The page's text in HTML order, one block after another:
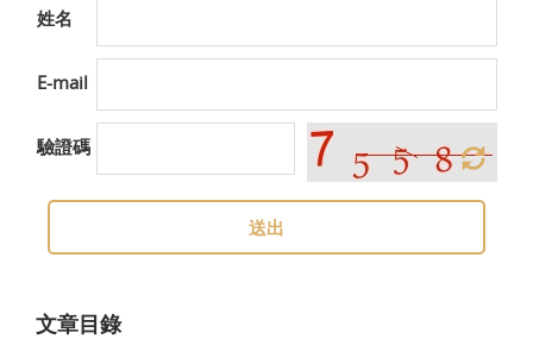
姓名
E-mail
驗證碼
送出
文章目錄